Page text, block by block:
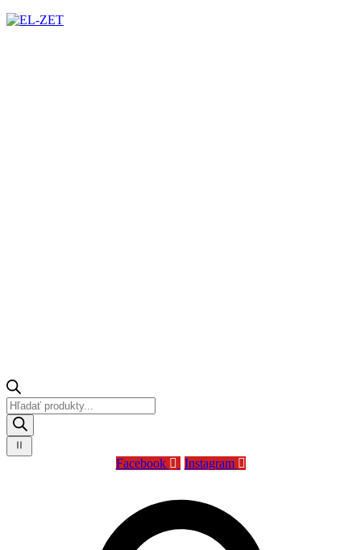
Products
search
Facebook Instagram